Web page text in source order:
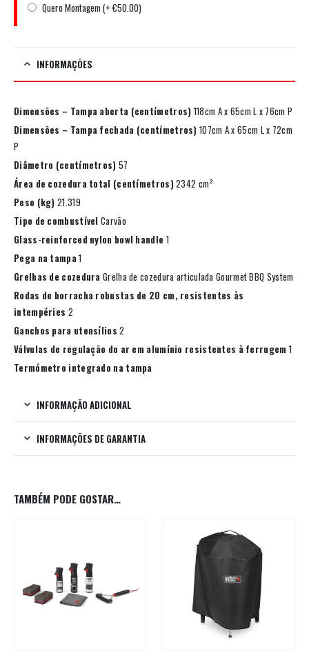
Quero Montagem (+ €50.00)
INFORMAÇÕES
Dimensões – Tampa aberta (centímetros) 118cm A x 65cm L x 76cm P
Dimensões – Tampa fechada (centímetros) 107cm A x 65cm L x 72cm
P
Diâmetro (centímetros) 57
Área de cozedura total (centímetros) 2342 cm²
Peso (kg) 21.319
Tipo de combustível Carvão
Glass-reinforced nylon bowl handle 1
Pega na tampa1
Grelhas de cozedura Grelha de cozedura articulada Gourmet BBQ System
Rodas de borracha robustas de 20 cm, resistentes às
intempéries 2
Ganchos para utensílios 2
Válvulas de regulação do ar em alumínio resistentes à ferrugem 1
Termómetro integrado na tampa
INFORMAÇÃO ADICIONAL
INFORMAÇÕES DE GARANTIA
TAMBÉM PODE GOSTAR…